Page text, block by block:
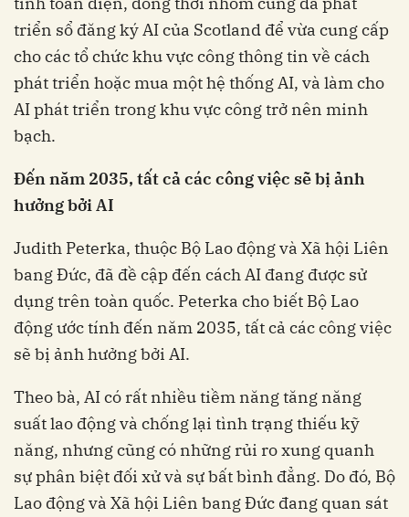
triển sổ đăng ký AI của Scotland để vừa cung cấp
cho các tổ chức khu vực công thông tin về cách
phát triển hoặc mua một hệ thống AI, và làm cho
AI phát triển trong khu vực công trở nên minh
bạch.
Đến năm 2035, tất cả các công việc sẽ bị ảnh
hưởng bởi AI
Judith Peterka, thuộc Bộ Lao động và Xã hội Liên
bang Đức, đã đề cập đến cách AI đang được sử
dụng trên toàn quốc. Peterka cho biết Bộ Lao
động ước tính đến năm 2035, tất cả các công việc
sẽ bị ảnh hưởng bởi AI.
Theo bà, AI có rất nhiều tiềm năng tăng năng
suất lao động và chống lại tình trạng thiếu kỹ
năng, nhưng cũng có những rủi ro xung quanh
sự phân biệt đối xử và sự bất bình đẳng. Do đó, Bộ
Lao động và Xã hội Liên bang Đức đang quan sát